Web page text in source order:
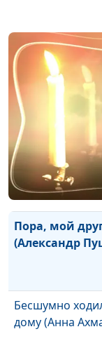
Что такое
(Владимир
(Борис
Пора, мой
(Александр
Бесшумно
дому (Анна